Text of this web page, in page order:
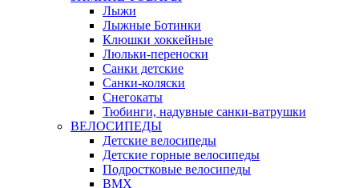
Лыжи
Лыжные Ботинки
Клюшки хоккейные
Люльки-переноски
Санки детские
Санки-коляски
Снегокаты
Тюбинги, надувные санки-ватрушки
ВЕЛОСИПЕДЫ
Детские велосипеды
Детские горные велосипеды
Подростковые велосипеды
BMX